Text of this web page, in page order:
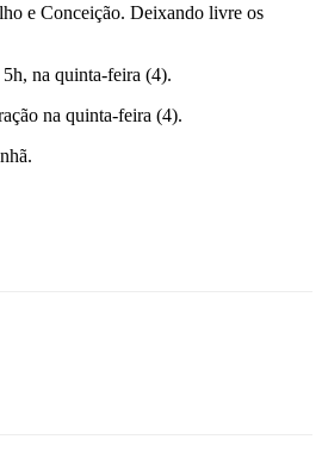
e Conceição. Deixando livre os
na quinta-feira (4).
na quinta-feira (4).